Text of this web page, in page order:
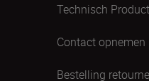
Technisch
Contact opnemen
Bestelling